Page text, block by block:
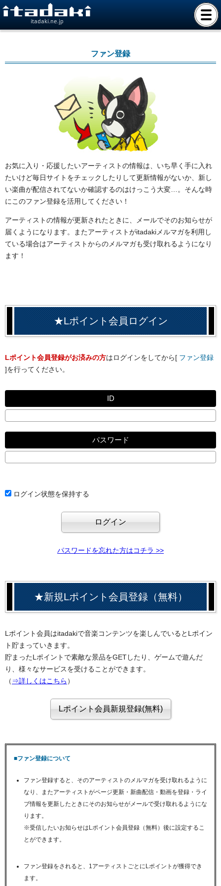
itadaki.ne.jp
ファン登録
お気に入り・応援したいアーティストの情報は、いち早く手に入れ
たいけど毎日サイトをチェックしたりして更新情報がないか、新し
い楽曲が配信されてないか確認するのはけっこう大変…。そんな時
にこのファン登録を活用してください！
アーティストの情報が更新されたときに、メールでそのお知らせが
届くようになります。またアーティストがitadakiメルマガを利用し
ている場合はアーティストからのメルマガも受け取れるようになり
ます！
★Lポイント会員ログイン
Lポイント会員登録がお済みの方はログインをしてから[ ファン登録
]を行ってください。
ID
パスワード
ログイン状態を保持する
パスワードを忘れた方はコチラ >>
★新規Lポイント会員登録（無料）
Lポイント会員はitadakiで音楽コンテンツを楽しんでいるとLポイン
ト貯まっていきます。
貯まったLポイントで素敵な景品をGETしたり、ゲームで遊んだ
り、様々なサービスを受けることができます。
（ ⇒詳しくはこちら ）
■ファン登録について
ファン登録すると、そのアーティストのメルマガを受け取れるように
なり、またアーティストがページ更新・新曲配信・動画を登録・ライ
ブ情報を更新したときにそのお知らせがメールで受け取れるようにな
ります。
※受信したいお知らせはLポイント会員登録（無料）後に設定するこ
とができます。
ファン登録をされると、1アーティストごとにLポイントが獲得でき
ます。